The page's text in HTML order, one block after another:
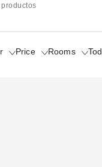
productos
Price Rooms